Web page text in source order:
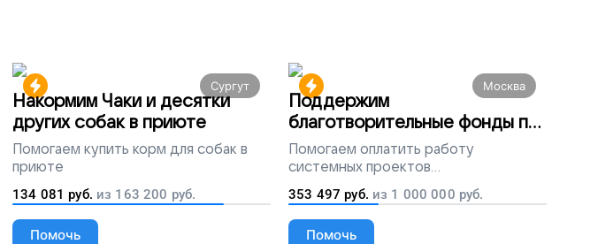
Сургут
Накормим Чаки и десятки
других собак в приюте
Помогаем купить корм для собак в
приюте
134 081 руб. из 163 200 руб.
Помочь
Москва
Поддержим
благотворительные фонды по
всей России
Помогаем оплатить работу
системных проектов
благотворительных организаций
353 497 руб. из 1 000 000 руб.
Помочь